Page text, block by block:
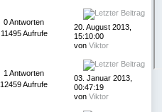
0 Antworten
11495 Aufrufe
20. August 2013,
15:10:00
von Viktor
1 Antworten
12459 Aufrufe
03. Januar 2013,
00:47:19
von Viktor